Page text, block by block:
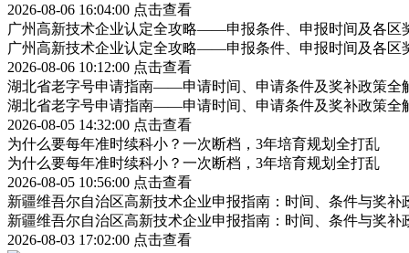
2026-08-06 16:04:00 点击查看
广州高新技术企业认定全攻略——申报条件、申报时间及各区
广州高新技术企业认定全攻略——申报条件、申报时间及各区
2026-08-06 10:12:00 点击查看
湖北省老字号申请指南——申请时间、申请条件及奖补政策全
湖北省老字号申请指南——申请时间、申请条件及奖补政策全
2026-08-05 14:32:00 点击查看
为什么要每年准时续科小？一次断档，3年培育规划全打乱
为什么要每年准时续科小？一次断档，3年培育规划全打乱
2026-08-05 10:56:00 点击查看
新疆维吾尔自治区高新技术企业申报指南：时间、条件与奖补
新疆维吾尔自治区高新技术企业申报指南：时间、条件与奖补
2026-08-03 17:02:00 点击查看